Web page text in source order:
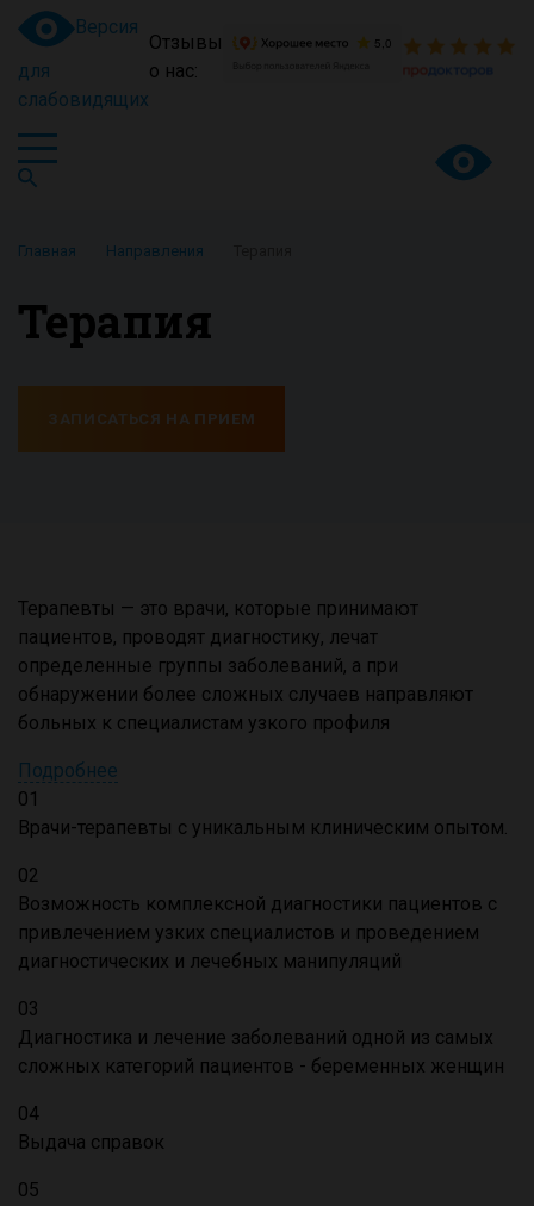
Версия
для
слабовидящих
Отзывы
о нас:
Главная Направления
Терапия
ЗАПИСАТЬСЯ НА ПРИЕМ
Терапевты — это врачи, которые принимают
пациентов, проводят диагностику, лечат
определенные группы заболеваний, а при
обнаружении более сложных случаев направляют
больных к специалистам узкого профиля
Подробнее
01
Врачи-терапевты с уникальным клиническим опытом.
02
Возможность комплексной диагностики пациентов с
привлечением узких специалистов и проведением
диагностических и лечебных манипуляций
03
Диагностика и лечение заболеваний одной из самых
сложных категорий пациентов - беременных женщин
04
Выдача справок
05